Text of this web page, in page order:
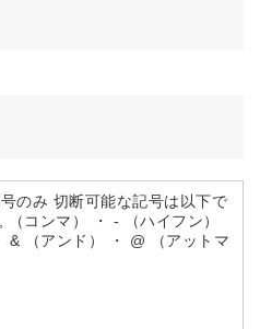
のみ 切断可能な記号は以下で
コンマ） ・ - （ハイフン）
& （アンド） ・ @ （アットマ